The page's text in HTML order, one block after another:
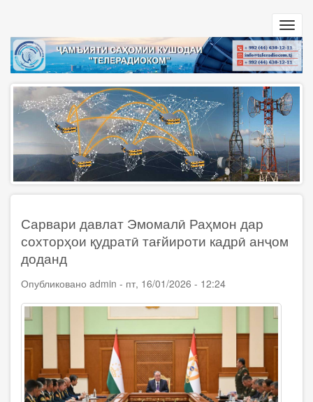
основному
содержанию
Сарвари давлат Эмомалӣ Раҳмон дар
сохторҳои қудратӣ тағйироти кадрӣ анҷом
доданд
Опубликовано admin - пт, 16/01/2026 - 12:24